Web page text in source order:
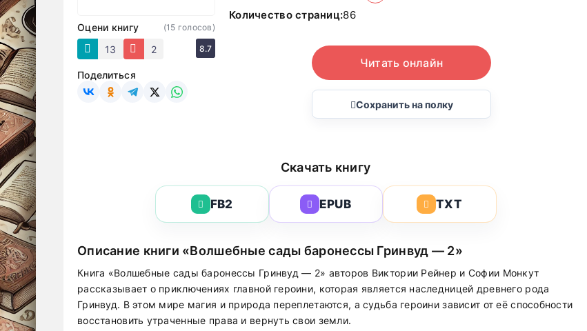
Оцени книгу
13
2
(15 голосов)
8.7
Поделиться
Количество страниц:86
Читать онлайн
Сохранить на полку
Скачать книгу
FB2 EPUB TXT
Описание книги «Волшебные сады баронессы Гринвуд — 2»
Книга «Волшебные сады баронессы Гринвуд — 2» авторов Виктории Рейнер и Софии Монкут
рассказывает о приключениях главной героини, которая является наследницей древнего рода
Гринвуд. В этом мире магия и природа переплетаются, а судьба героини зависит от её способности
восстановить утраченные права и вернуть свои земли.